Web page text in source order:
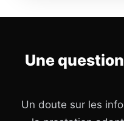
Une
Un doute sur les